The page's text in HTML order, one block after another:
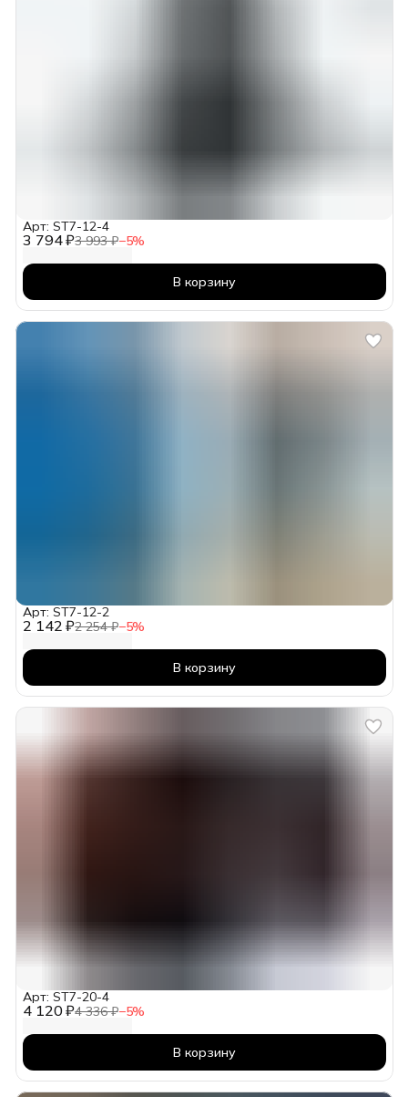
3 794 ₽3 993 ₽−5%
Арт: ST7-12-4
В корзину
2 142 ₽2 254 ₽−5%
Арт: ST7-12-2
В корзину
4 120 ₽4 336 ₽−5%
Арт: ST7-20-4
В корзину